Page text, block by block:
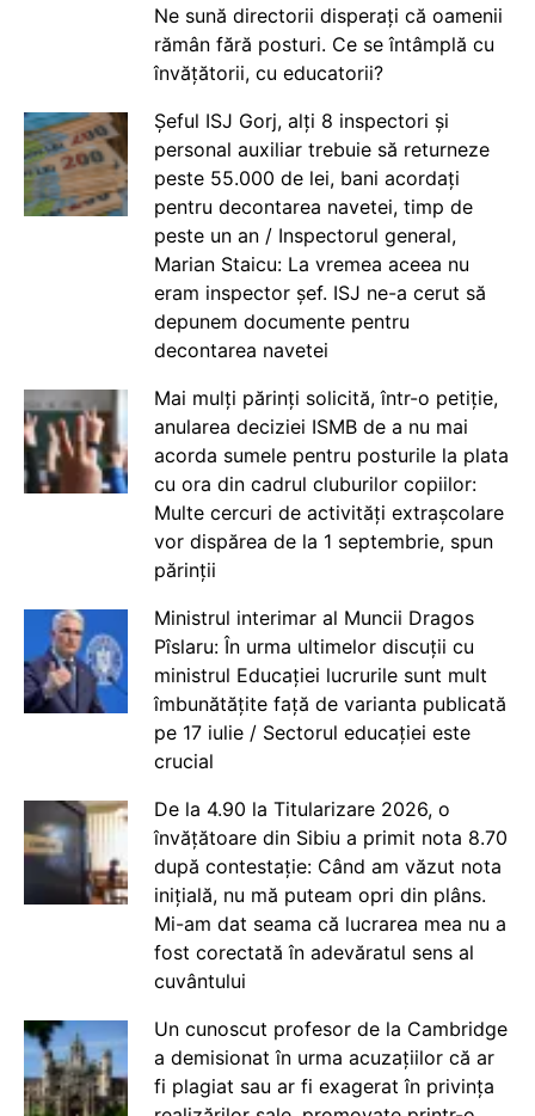
Ne sună directorii disperați că oamenii
rămân fără posturi. Ce se întâmplă cu
învățătorii, cu educatorii?
Șeful ISJ Gorj, alți 8 inspectori și
personal auxiliar trebuie să returneze
peste 55.000 de lei, bani acordați
pentru decontarea navetei, timp de
peste un an / Inspectorul general,
Marian Staicu: La vremea aceea nu
eram inspector șef. ISJ ne-a cerut să
depunem documente pentru
decontarea navetei
Mai mulți părinți solicită, într-o petiție,
anularea deciziei ISMB de a nu mai
acorda sumele pentru posturile la plata
cu ora din cadrul cluburilor copiilor:
Multe cercuri de activități extrașcolare
vor dispărea de la 1 septembrie, spun
părinții
Ministrul interimar al Muncii Dragos
Pîslaru: În urma ultimelor discuții cu
ministrul Educației lucrurile sunt mult
îmbunătățite față de varianta publicată
pe 17 iulie / Sectorul educației este
crucial
De la 4.90 la Titularizare 2026, o
învățătoare din Sibiu a primit nota 8.70
după contestație: Când am văzut nota
inițială, nu mă puteam opri din plâns.
Mi-am dat seama că lucrarea mea nu a
fost corectată în adevăratul sens al
cuvântului
Un cunoscut profesor de la Cambridge
a demisionat în urma acuzațiilor că ar
fi plagiat sau ar fi exagerat în privința